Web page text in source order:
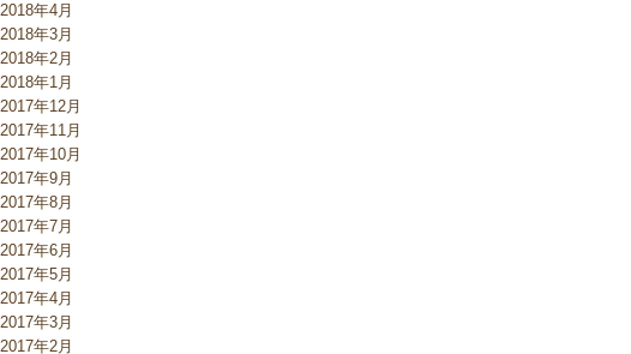
2018年4月
2018年3月
2018年2月
2018年1月
2017年12月
2017年11月
2017年10月
2017年9月
2017年8月
2017年7月
2017年6月
2017年5月
2017年4月
2017年3月
2017年2月